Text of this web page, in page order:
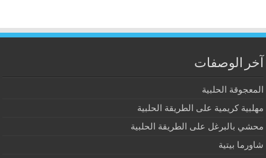
آخر الوصفات
المعجوقة الحلبية
مهلبية كريمية على الطريقة الحلبية
محشي بالبرغل على الطريقة الحلبية
شاورما بيتية